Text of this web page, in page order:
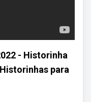
- Historinha
para